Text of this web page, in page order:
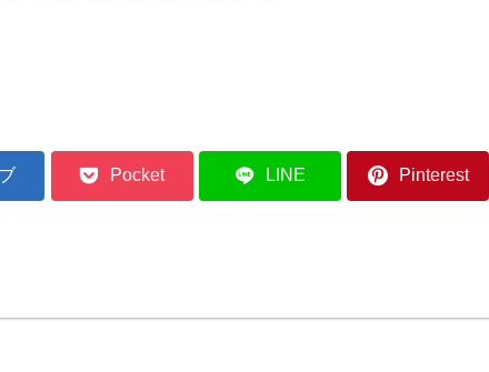
Pocket LINE Pinterest